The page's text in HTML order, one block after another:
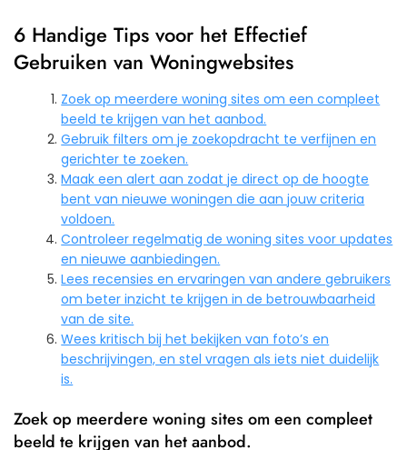
6 Handige Tips voor het Effectief
Gebruiken van Woningwebsites
Zoek op meerdere woning sites om een compleet
beeld te krijgen van het aanbod.
Gebruik filters om je zoekopdracht te verfijnen en
gerichter te zoeken.
Maak een alert aan zodat je direct op de hoogte
bent van nieuwe woningen die aan jouw criteria
voldoen.
Controleer regelmatig de woning sites voor updates
en nieuwe aanbiedingen.
Lees recensies en ervaringen van andere gebruikers
om beter inzicht te krijgen in de betrouwbaarheid
van de site.
Wees kritisch bij het bekijken van foto’s en
beschrijvingen, en stel vragen als iets niet duidelijk
is.
Zoek op meerdere woning sites om een compleet
beeld te krijgen van het aanbod.